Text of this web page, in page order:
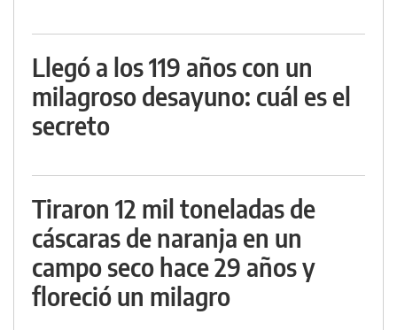
Llegó a los 119 años con un
milagroso desayuno: cuál es el
secreto
Tiraron 12 mil toneladas de
cáscaras de naranja en un
campo seco hace 29 años y
floreció un milagro